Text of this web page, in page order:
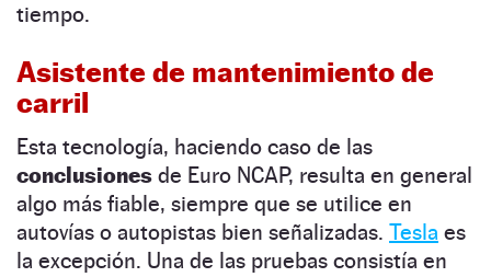
tiempo.
Asistente de mantenimiento de
carril
Esta tecnología, haciendo caso de las
conclusiones de Euro NCAP, resulta en general
algo más fiable, siempre que se utilice en
autovías o autopistas bien señalizadas. Tesla es
la excepción. Una de las pruebas consistía en